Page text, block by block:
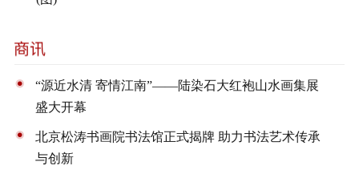
“源近水清 寄情江南”——陆染石大红袍山水画集展
盛大开幕
北京松涛书画院书法馆正式揭牌 助力书法艺术传承
与创新